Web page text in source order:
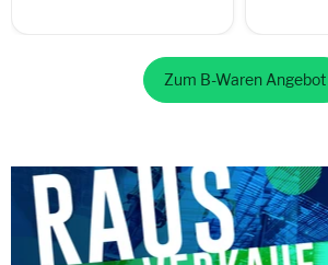
Zum B-Waren Angebot